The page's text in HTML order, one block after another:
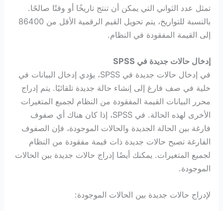
تمثل عدد الثواني التي يمكن أن تنتج تاريخًا أو وقتًا صالحًا.
بالنسبة للتواريخ، يتم تحويل القيم الرقمية الأقل من 86400
إلى القيمة المفقودة في النظام.
إدخال حالات جديدة في SPSS
في إدخال حالات جديدة في SPSS، يؤدي إدخال البيانات في
خلية في صف فارغ إلى إنشاء حالة جديدة تلقائيًا. يتم إدراج
محرر البيانات القيمة المفقودة من النظام لجميع المتغيرات
الأخرى لهذه الحالة. في SPSS، إذا كان هناك أي صفوف
فارغة بين الحالة الجديدة والحالات الموجودة، فإن الصفوف
الفارغة تصبح حالات جديدة ذات قيمة مفقودة من النظام
لجميع المتغيرات. يمكنك أيضًا إدراج حالات جديدة بين الحالات
الموجودة.
لإدراج حالات جديدة بين الحالات الموجودة: